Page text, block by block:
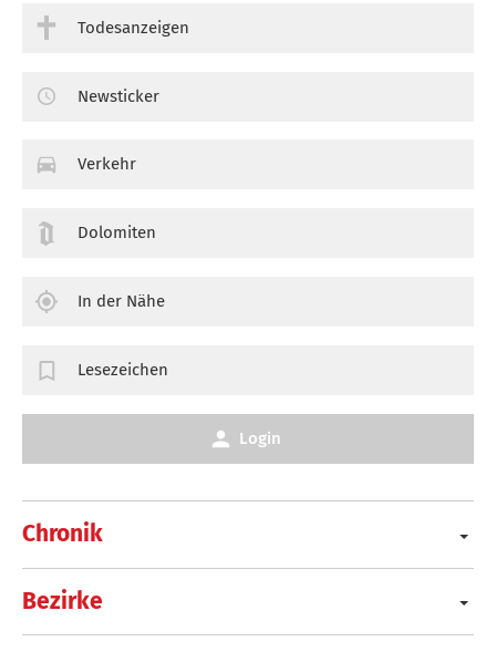
Chronik
Bezirke
Todesanzeigen
Newsticker
Verkehr
Dolomiten
In der Nähe
Lesezeichen
Login